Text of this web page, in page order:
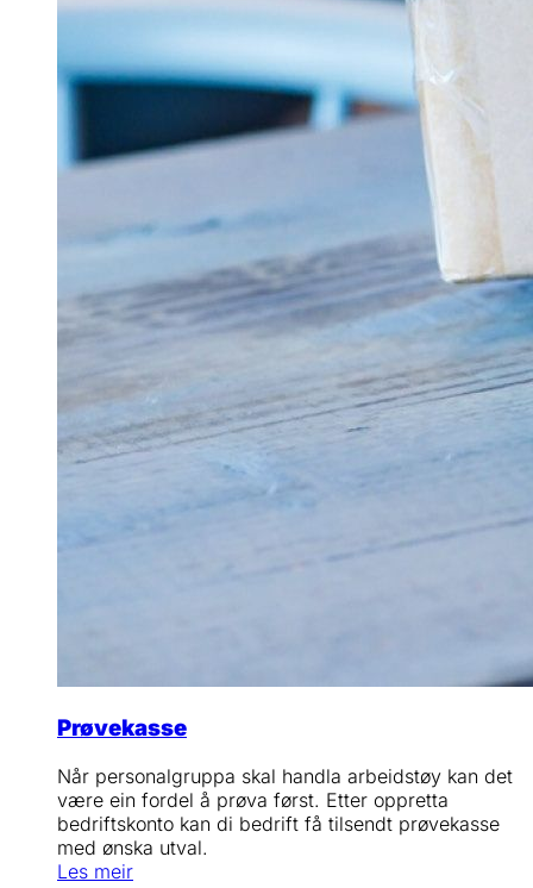
Prøvekasse
Når personalgruppa skal handla arbeidstøy kan det
være ein fordel å prøva først. Etter oppretta
bedriftskonto kan di bedrift få tilsendt prøvekasse
med ønska utval.
Les meir